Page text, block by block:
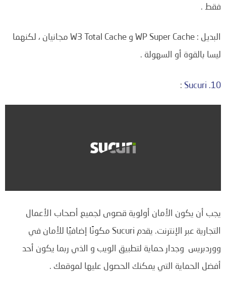
فقط .
البديل : WP Super Cache و W3 Total Cache مجانيان ، لكنهما
ليسا بالقوة أو السهولة .
10. Sucuri
:
يجب أن يكون الأمان أولوية قصوى لجميع أصحاب الأعمال
التجارية عبر الإنترنت. يقدم Sucuri مكونًا إضافيًا للأمان في
ووردبريس وجدار حماية لتطبيق الويب و الذي ربما يكون أحد
أفضل الحماية التي يمكنك الحصول عليها لموقعك .